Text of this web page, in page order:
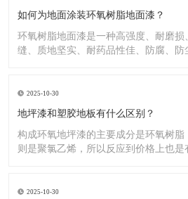
如何为地面涂装环氧树脂地面漆？
环氧树脂地面漆是一种高强度、耐磨
缝、质地坚实、耐药品性佳、防腐、
2025-10-30
地坪漆和塑胶地板有什么区别？
构成环氧地坪漆的主要成分是环氧树
则是聚氯乙烯，所以反应到价格上也
2025-10-30